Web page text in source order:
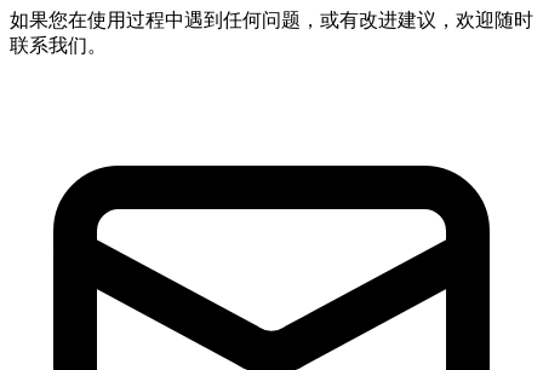
如果您在使用过程中遇到任何问题，或有改进建议，欢迎随时
联系我们。